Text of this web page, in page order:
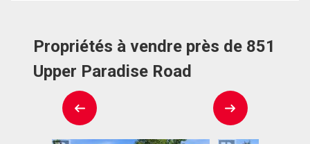
Propriétés à vendre près de 851
Upper Paradise Road